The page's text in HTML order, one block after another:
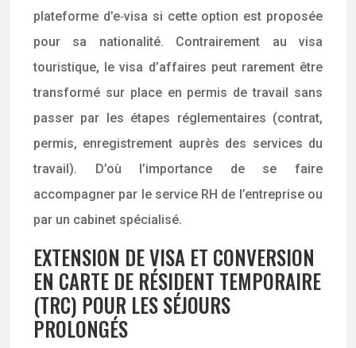
plateforme d’e‑visa si cette option est proposée
pour sa nationalité. Contrairement au visa
touristique, le visa d’affaires peut rarement être
transformé sur place en permis de travail sans
passer par les étapes réglementaires (contrat,
permis, enregistrement auprès des services du
travail). D’où l’importance de se faire
accompagner par le service RH de l’entreprise ou
par un cabinet spécialisé.
EXTENSION DE VISA ET CONVERSION
EN CARTE DE RÉSIDENT TEMPORAIRE
(TRC) POUR LES SÉJOURS
PROLONGÉS